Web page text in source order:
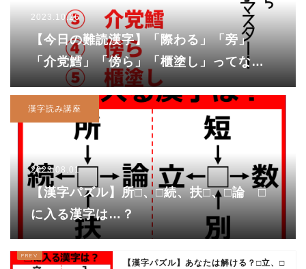
2023.10.26
【今日の難読漢字】「際わる」「旁」
「介党鱈」「傍ら」「櫃塗し」ってなん
て読む？
漢字読み講座
2023.08.01
【漢字パズル】所□、□続、扶□、□論 □
に入る漢字は…？
【漢字パズル】あなたは解ける？□立、□